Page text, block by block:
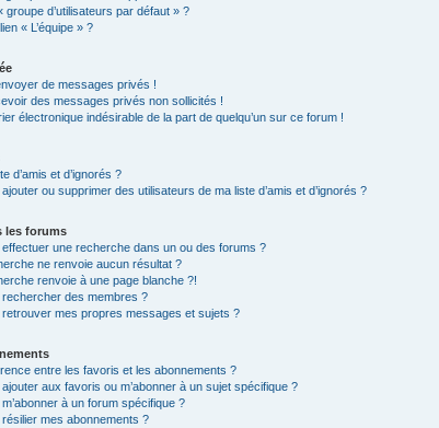
groupe d’utilisateurs par défaut » ?
« L’équipe » ?
de messages privés !
des messages privés non sollicités !
électronique indésirable de la part de quelqu’un sur ce forum !
d’amis et d’ignorés ?
ou supprimer des utilisateurs de ma liste d’amis et d’ignorés ?
les forums
une recherche dans un ou des forums ?
ne renvoie aucun résultat ?
renvoie à une page blanche ?!
des membres ?
retrouver mes propres messages et sujets ?
entre les favoris et les abonnements ?
aux favoris ou m’abonner à un sujet spécifique ?
à un forum spécifique ?
mes abonnements ?